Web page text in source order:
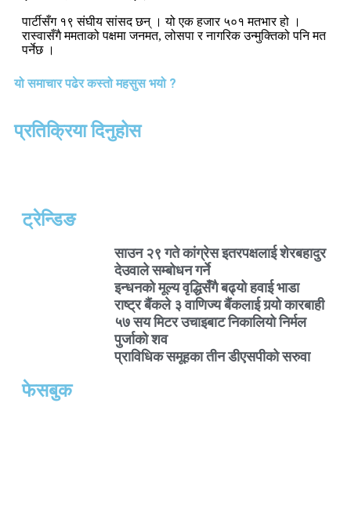
पार्टीसँग १९ संघीय सांसद छन् । यो एक हजार ५०१ मतभार हो ।
रास्वासँगै ममताको पक्षमा जनमत, लोसपा र नागरिक उन्मुक्तिको पनि मत
पर्नेछ ।
यो समाचार पढेर कस्तो महसुस भयो ?
प्रतिक्रिया दिनुहोस
ट्रेन्डिङ
साउन २९ गते कांग्रेस इतरपक्षलाई शेरबहादुर
देउवाले सम्बोधन गर्ने
इन्धनको मूल्य वृद्धिसँगै बढ्यो हवाई भाडा
राष्ट्र बैंकले ३ वाणिज्य बैंकलाई गर्‍यो कारबाही
५७ सय मिटर उचाइबाट निकालियो निर्मल
पुर्जाको शव
प्राविधिक समूहका तीन डीएसपीको सरुवा
फेसबुक